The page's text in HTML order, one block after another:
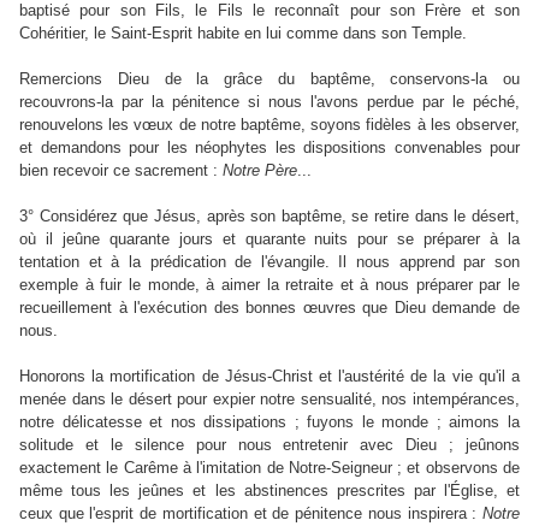
baptisé pour son Fils, le Fils le reconnaît pour son Frère et son
Cohéritier, le Saint-Esprit habite en lui comme dans son Temple.
Remercions Dieu de la grâce du baptême, conservons-la ou
recouvrons-la par la pénitence si nous l'avons perdue par le péché,
renouvelons les vœux de notre baptême, soyons fidèles à les observer,
et demandons pour les néophytes les dispositions convenables pour
bien recevoir ce sacrement : Notre Père...
3° Considérez que Jésus, après son baptême, se retire dans le désert,
où il jeûne quarante jours et quarante nuits pour se préparer à la
tentation et à la prédication de l'évangile. Il nous apprend par son
exemple à fuir le monde, à aimer la retraite et à nous préparer par le
recueillement à l'exécution des bonnes œuvres que Dieu demande de
nous.
Honorons la mortification de Jésus-Christ et l'austérité de la vie qu'il a
menée dans le désert pour expier notre sensualité, nos intempérances,
notre délicatesse et nos dissipations ; fuyons le monde ; aimons la
solitude et le silence pour nous entretenir avec Dieu ; jeûnons
exactement le Carême à l'imitation de Notre-Seigneur ; et observons de
même tous les jeûnes et les abstinences prescrites par l'Église, et
ceux que l'esprit de mortification et de pénitence nous inspirera : Notre